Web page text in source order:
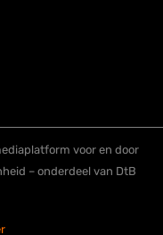
voor en door
– onderdeel van DtB